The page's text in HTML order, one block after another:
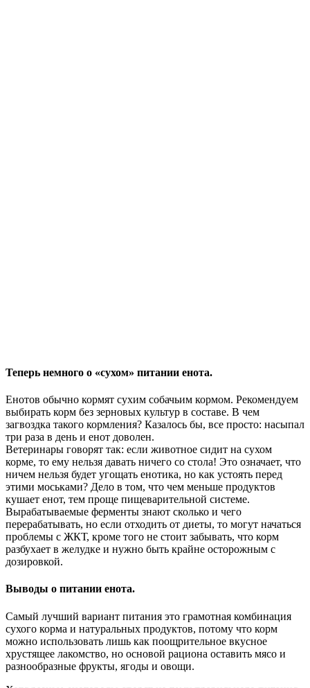
Теперь немного о «сухом» питании енота.
Енотов обычно кормят сухим собачьим кормом. Рекомендуем
выбирать корм без зерновых культур в составе. В чем
загвоздка такого кормления? Казалось бы, все просто: насыпал
три раза в день и енот доволен.
Ветеринары говорят так: если животное сидит на сухом
корме, то ему нельзя давать ничего со стола! Это означает, что
ничем нельзя будет угощать енотика, но как устоять перед
этими моськами? Дело в том, что чем меньше продуктов
кушает енот, тем проще пищеварительной системе.
Вырабатываемые ферменты знают сколько и чего
перерабатывать, но если отходить от диеты, то могут начаться
проблемы с ЖКТ, кроме того не стоит забывать, что корм
разбухает в желудке и нужно быть крайне осторожным с
дозировкой.
Выводы о питании енота.
Самый лучший вариант питания это грамотная комбинация
сухого корма и натуральных продуктов, потому что корм
можно использовать лишь как поощрительное вкусное
хрустящее лакомство, но основой рациона оставить мясо и
разнообразные фрукты, ягоды и овощи.